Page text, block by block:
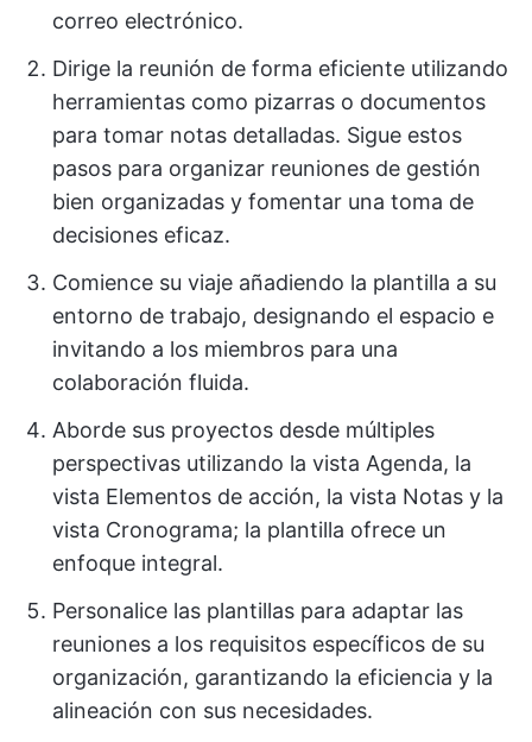
correo electrónico.
Dirige la reunión de forma eficiente utilizando
herramientas como pizarras o documentos
para tomar notas detalladas. Sigue estos
pasos para organizar reuniones de gestión
bien organizadas y fomentar una toma de
decisiones eficaz.
Comience su viaje añadiendo la plantilla a su
entorno de trabajo, designando el espacio e
invitando a los miembros para una
colaboración fluida.
Aborde sus proyectos desde múltiples
perspectivas utilizando la vista Agenda, la
vista Elementos de acción, la vista Notas y la
vista Cronograma; la plantilla ofrece un
enfoque integral.
Personalice las plantillas para adaptar las
reuniones a los requisitos específicos de su
organización, garantizando la eficiencia y la
alineación con sus necesidades.